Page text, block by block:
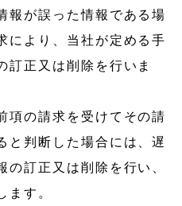
報が誤った情報である場
により、当社が定める手
訂正又は削除を行いま
項の請求を受けてその請
と判断した場合には、遅
訂正又は削除を行い、
す。